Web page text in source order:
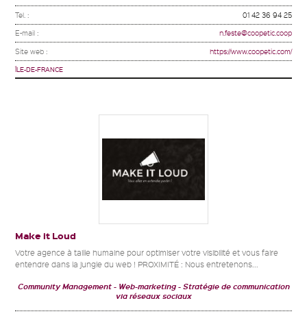
Tel. : 01 42 36 94 25
E-mail : n.feste@coopetic.coop
Site web : https://www.coopetic.com/
ÎLE-DE-FRANCE
Make it Loud
Votre agence à taille humaine pour optimiser votre visibilité et vous faire
entendre dans la jungle du web ! PROXIMITÉ : Nous entretenons...
Community Management Web-marketing
Stratégie de communication
via réseaux sociaux